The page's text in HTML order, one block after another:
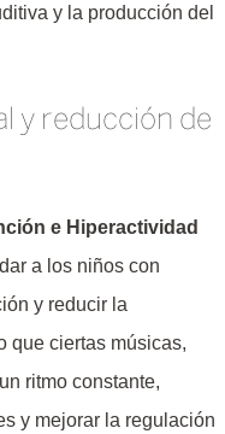
y la producción del
y reducción de
e Hiperactividad
a los niños con
y reducir la
que ciertas músicas,
ritmo constante,
y mejorar la regulación